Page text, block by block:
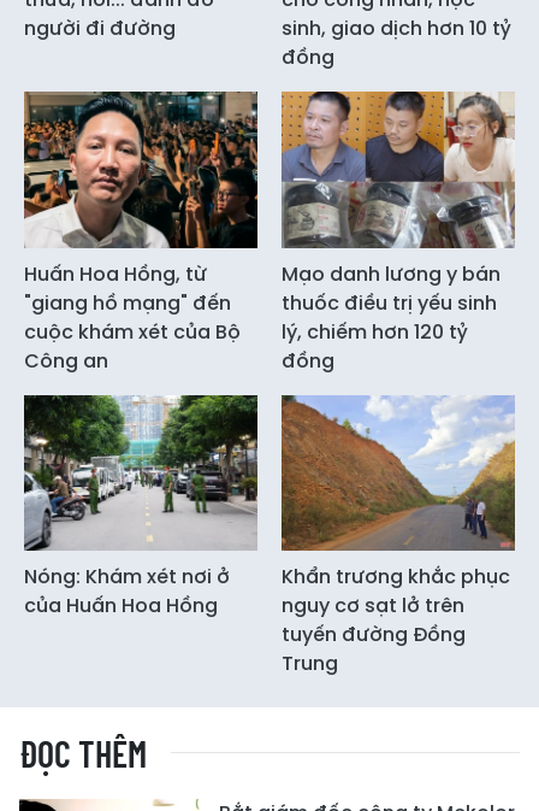
người đi đường
sinh, giao dịch hơn 10 tỷ
đồng
Huấn Hoa Hồng, từ
"giang hồ mạng" đến
cuộc khám xét của Bộ
Công an
Mạo danh lương y bán
thuốc điều trị yếu sinh
lý, chiếm hơn 120 tỷ
đồng
Nóng: Khám xét nơi ở
của Huấn Hoa Hồng
Khẩn trương khắc phục
nguy cơ sạt lở trên
tuyến đường Đồng
Trung
ĐỌC THÊM